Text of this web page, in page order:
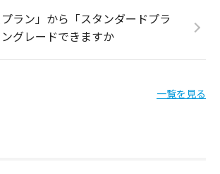
プラン」から「スタンダードプラ
グレードできますか
一覧を見る